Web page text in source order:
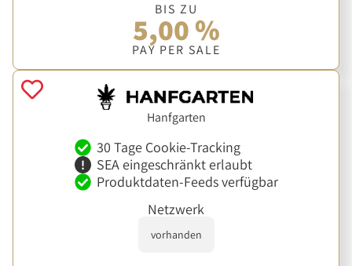
BIS ZU
5,00 %
PAY PER SALE
Hanfgarten
30 Tage Cookie-Tracking
SEA eingeschränkt erlaubt
Produktdaten-Feeds verfügbar
Netzwerk
vorhanden